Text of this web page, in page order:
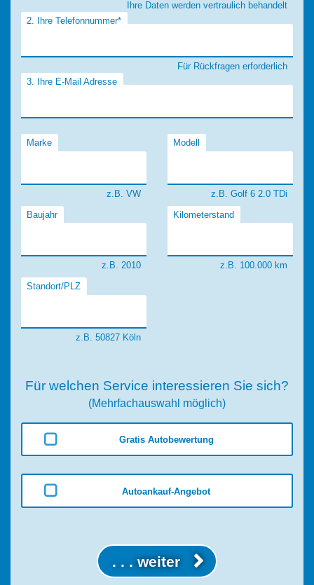
Ihre Daten werden vertraulich behandelt
2. Ihre Telefonnummer*
Für Rückfragen erforderlich
3. Ihre E-Mail Adresse
Marke
z.B. VW
Modell
z.B. Golf 6 2.0 TDi
Baujahr
z.B. 2010
Kilometerstand
z.B. 100.000 km
Standort/PLZ
z.B. 50827 Köln
Für welchen Service interessieren Sie sich?
(Mehrfachauswahl möglich)
Gratis Autobewertung
Autoankauf-Angebot
. . . weiter